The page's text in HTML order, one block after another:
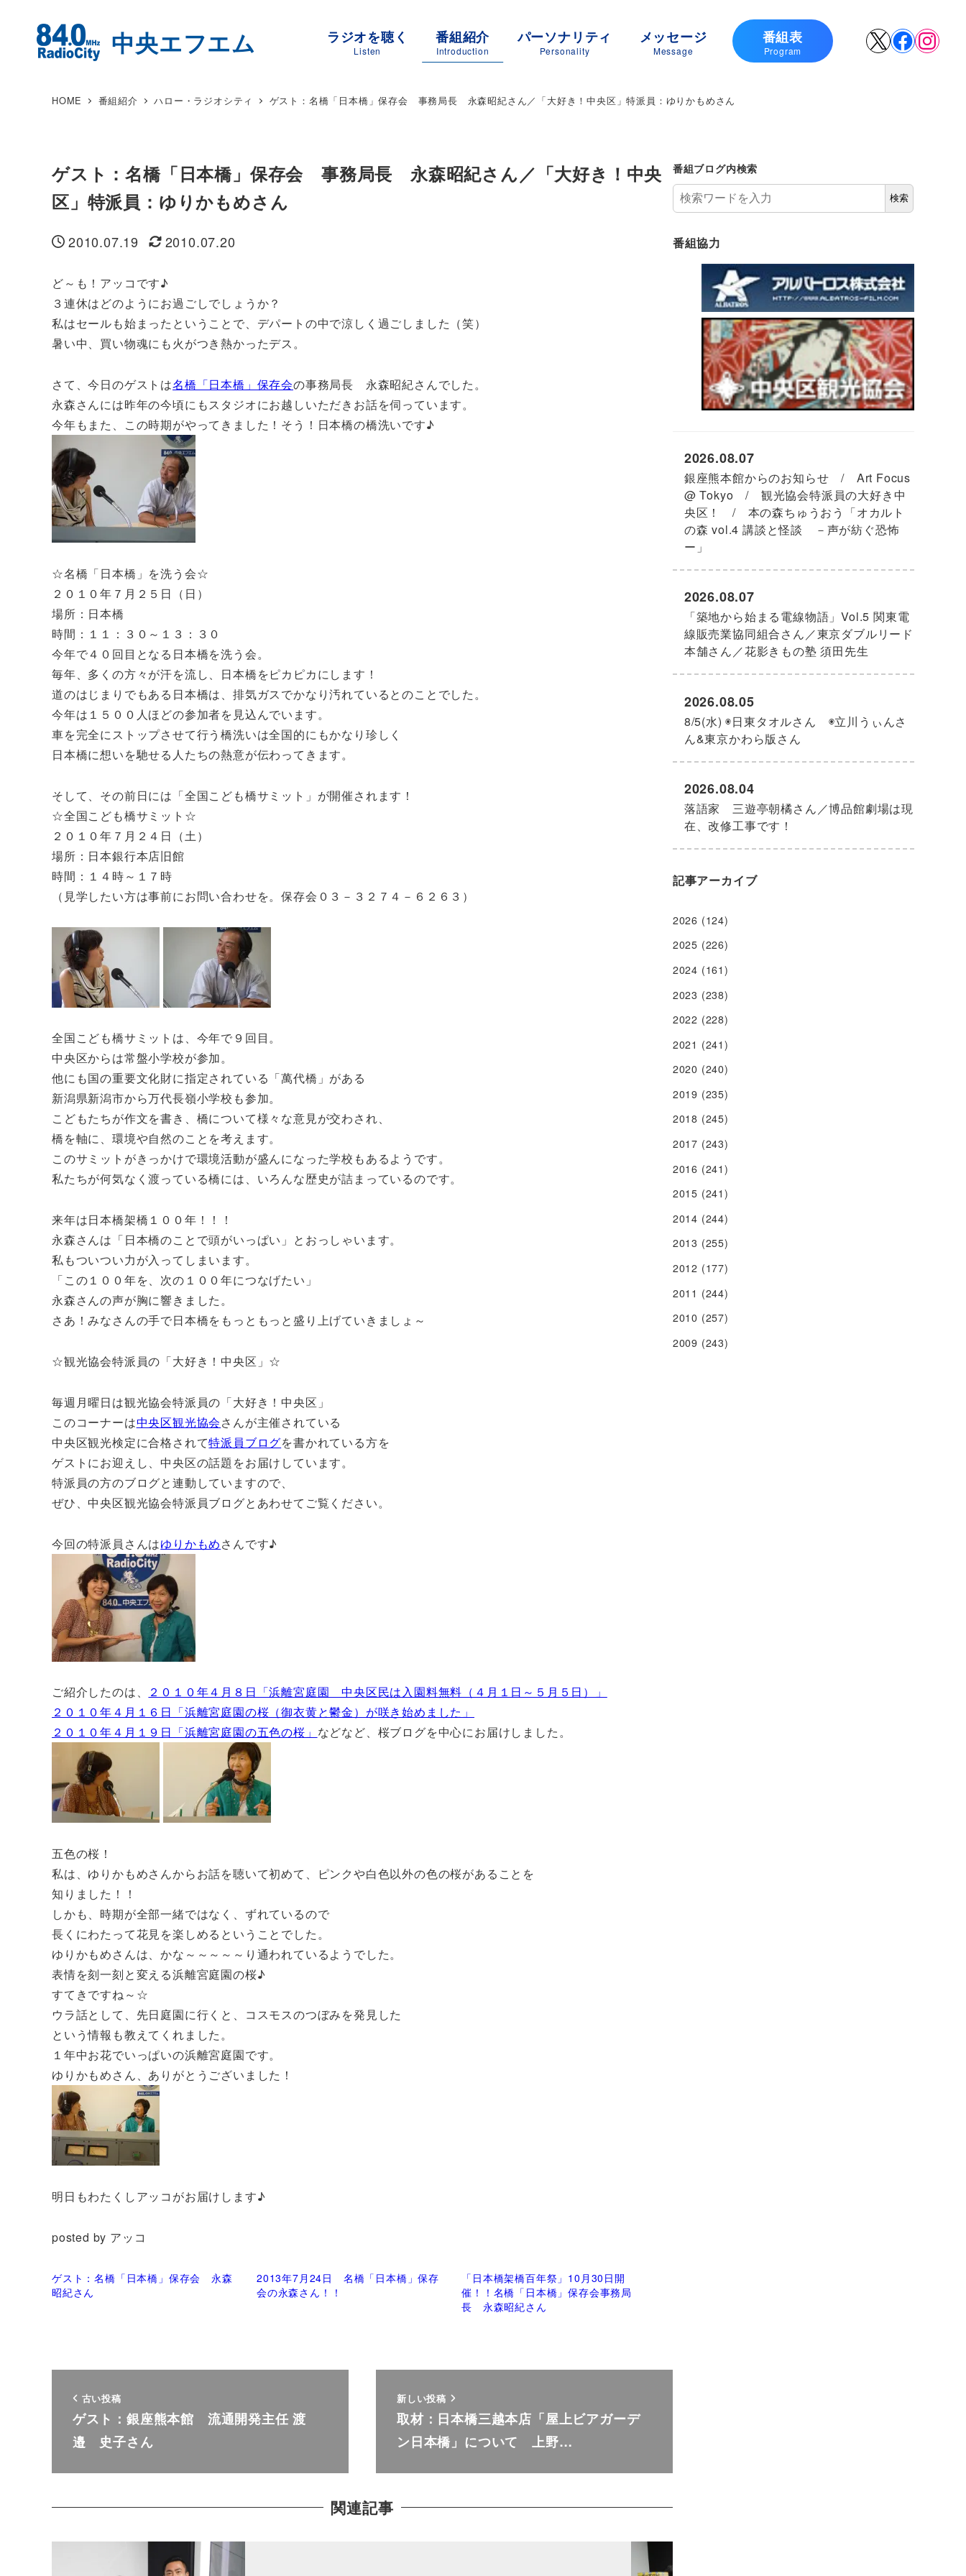
X
ラジオを聴く
Listen
番組紹介
Introduction
パーソナリティ
Personality
メッセージ
Message
番組表
Program
HOME 番組紹介 ハロー・ラジオシティ ゲスト：名橋「日本橋」保存会 事務局長 永森昭紀さん／「大好き！中央区」特派員：ゆりかもめさん
ゲスト：名橋「日本橋」保存会 事務局長 永森昭紀さん／「大好き！中央
区」特派員：ゆりかもめさん
投稿日
2010.07.19
更新日
2010.07.20
ど～も！アッコです♪
３連休はどのようにお過ごしでしょうか？
私はセールも始まったということで、デパートの中で涼しく過ごしました（笑）
暑い中、買い物魂にも火がつき熱かったデス。
さて、今日のゲストは名橋「日本橋」保存会の事務局長 永森昭紀さんでした。
永森さんには昨年の今頃にもスタジオにお越しいただきお話を伺っています。
今年もまた、この時期がやってきました！そう！日本橋の橋洗いです♪
☆名橋「日本橋」を洗う会☆
２０１０年７月２５日（日）
場所：日本橋
時間：１１：３０～１３：３０
今年で４０回目となる日本橋を洗う会。
毎年、多くの方々が汗を流し、日本橋をピカピカにします！
道のはじまりでもある日本橋は、排気ガスでかなり汚れているとのことでした。
今年は１５００人ほどの参加者を見込んでいます。
車を完全にストップさせて行う橋洗いは全国的にもかなり珍しく
日本橋に想いを馳せる人たちの熱意が伝わってきます。
そして、その前日には「全国こども橋サミット」が開催されます！
☆全国こども橋サミット☆
２０１０年７月２４日（土）
場所：日本銀行本店旧館
時間：１４時～１７時
（見学したい方は事前にお問い合わせを。保存会０３－３２７４－６２６３）
全国こども橋サミットは、今年で９回目。
中央区からは常盤小学校が参加。
他にも国の重要文化財に指定されている「萬代橋」がある
新潟県新潟市から万代長嶺小学校も参加。
こどもたちが作文を書き、橋について様々な意見が交わされ、
橋を軸に、環境や自然のことを考えます。
このサミットがきっかけで環境活動が盛んになった学校もあるようです。
私たちが何気なく渡っている橋には、いろんな歴史が詰まっているのです。
来年は日本橋架橋１００年！！！
永森さんは「日本橋のことで頭がいっぱい」とおっしゃいます。
私もついつい力が入ってしまいます。
「この１００年を、次の１００年につなげたい」
永森さんの声が胸に響きました。
さあ！みなさんの手で日本橋をもっともっと盛り上げていきましょ～
☆観光協会特派員の「大好き！中央区」☆
毎週月曜日は観光協会特派員の「大好き！中央区」
このコーナーは中央区観光協会さんが主催されている
中央区観光検定に合格されて特派員ブログを書かれている方を
ゲストにお迎えし、中央区の話題をお届けしています。
特派員の方のブログと連動していますので、
ぜひ、中央区観光協会特派員ブログとあわせてご覧ください。
今回の特派員さんはゆりかもめさんです♪
ご紹介したのは、
２０１０年４月８日「浜離宮庭園 中央区民は入園料無料（４月１日～５月５日）」
２０１０年４月１６日「浜離宮庭園の桜（御衣黄と鬱金）が咲き始めました」
２０１０年４月１９日「浜離宮庭園の五色の桜」 などなど、桜ブログを中心にお届けしました。
五色の桜！
私は、ゆりかもめさんからお話を聴いて初めて、ピンクや白色以外の色の桜があることを
知りました！！
しかも、時期が全部一緒ではなく、ずれているので
長くにわたって花見を楽しめるということでした。
ゆりかもめさんは、かな～～～～～り通われているようでした。
表情を刻一刻と変える浜離宮庭園の桜♪
すてきですね～☆
ウラ話として、先日庭園に行くと、コスモスのつぼみを発見した
という情報も教えてくれました。
１年中お花でいっぱいの浜離宮庭園です。
ゆりかもめさん、ありがとうございました！
明日もわたくしアッコがお届けします♪
posted by アッコ
ゲスト：名橋「日本橋」保存会 永森
昭紀さん
2013年7月24日 名橋「日本橋」保存
会の永森さん！！
「日本橋架橋百年祭」10月30日開
催！！名橋「日本橋」保存会事務局
長 永森昭紀さん
古い投稿
ゲスト：銀座熊本館 流通開発主任 渡
邉 史子さん
新しい投稿
取材：日本橋三越本店「屋上ビアガーデ
ン日本橋」について 上野…
関連記事
番組ブログ内検索
検索
番組協力
銀座熊本館からのお知らせ / Art Focus
@ Tokyo / 観光協会特派員の大好き中
央区！ / 本の森ちゅうおう「オカルト
の森 vol.4 講談と怪談 －声が紡ぐ恐怖
ー」
2026.08.07
「築地から始まる電線物語」Vol.5 関東電
線販売業協同組合さん／東京ダブルリード
本舗さん／花影きもの塾 須田先生
2026.08.07
8/5(水) ◉日東タオルさん ◉立川うぃんさ
ん&東京かわら版さん
2026.08.05
落語家 三遊亭朝橘さん／博品館劇場は現
在、改修工事です！
2026.08.04
記事アーカイブ
2026 (124)
2025 (226)
2024 (161)
2023 (238)
2022 (228)
2021 (241)
2020 (240)
2019 (235)
2018 (245)
2017 (243)
2016 (241)
2015 (241)
2014 (244)
2013 (255)
2012 (177)
2011 (244)
2010 (257)
2009 (243)